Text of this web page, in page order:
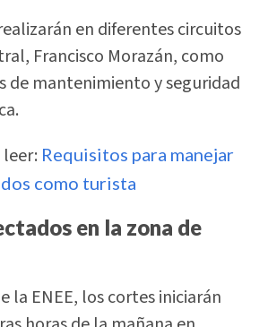
en diferentes circuitos
Francisco Morazán, como
de mantenimiento y seguridad
Requisitos para manejar
como turista
en la zona de
la ENEE, los cortes iniciarán